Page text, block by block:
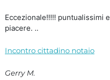
Eccezionale!!!!! puntualissimi
piacere. ..
Incontro cittadino notaio
Gerry M.